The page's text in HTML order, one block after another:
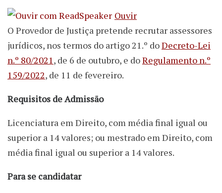
Ouvir
O Provedor de Justiça pretende recrutar assessores
jurídicos, nos termos do artigo 21.º doDecreto-Lei
n.º 80/2021, de 6 de outubro, e doRegulamento n.º
159/2022, de 11 de fevereiro.
Requisitos de Admissão
Licenciatura em Direito, com média final igual ou
superior a 14 valores; ou mestrado em Direito, com
média final igual ou superior a 14 valores.
Para se candidatar